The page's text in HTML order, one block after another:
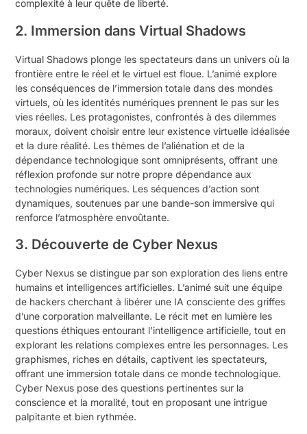
complexité à leur quête de liberté.
2. Immersion dans Virtual Shadows
Virtual Shadows plonge les spectateurs dans un univers où la
frontière entre le réel et le virtuel est floue. L’animé explore
les conséquences de l’immersion totale dans des mondes
virtuels, où les identités numériques prennent le pas sur les
vies réelles. Les protagonistes, confrontés à des dilemmes
moraux, doivent choisir entre leur existence virtuelle idéalisée
et la dure réalité. Les thèmes de l’aliénation et de la
dépendance technologique sont omniprésents, offrant une
réflexion profonde sur notre propre dépendance aux
technologies numériques. Les séquences d’action sont
dynamiques, soutenues par une bande-son immersive qui
renforce l’atmosphère envoûtante.
3. Découverte de Cyber Nexus
Cyber Nexus se distingue par son exploration des liens entre
humains et intelligences artificielles. L’animé suit une équipe
de hackers cherchant à libérer une IA consciente des griffes
d’une corporation malveillante. Le récit met en lumière les
questions éthiques entourant l’intelligence artificielle, tout en
explorant les relations complexes entre les personnages. Les
graphismes, riches en détails, captivent les spectateurs,
offrant une immersion totale dans ce monde technologique.
Cyber Nexus pose des questions pertinentes sur la
conscience et la moralité, tout en proposant une intrigue
palpitante et bien rythmée.